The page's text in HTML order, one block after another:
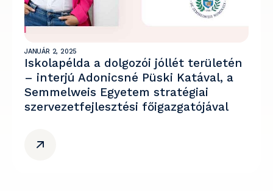
JANUÁR 2, 2025
Iskolapélda a dolgozói jóllét területén
– interjú Adonicsné Püski Katával, a
Semmelweis Egyetem stratégiai
szervezetfejlesztési főigazgatójával